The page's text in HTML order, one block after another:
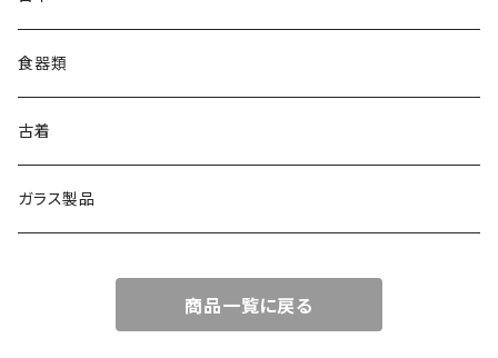
食器類
古着
ガラス製品
商品一覧に戻る